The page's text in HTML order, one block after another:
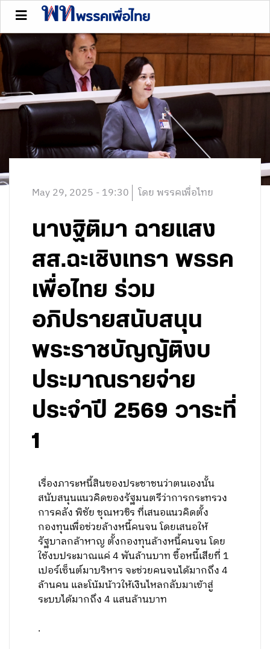
May 29, 2025 - 19:30 โดย พรรคเพื่อไทย
นางฐิติมา ฉายแสง
สส.ฉะเชิงเทรา พรรค
เพื่อไทย ร่วม
อภิปรายสนับสนุน
พระราชบัญญัติงบ
ประมาณรายจ่าย
ประจำปี 2569 วาระที่
1
เรื่องภาระหนี้สินของประชาชนว่าตนเองนั้น
สนับสนุนแนวคิดของรัฐมนตรีว่าการกระทรวง
การคลัง พิชัย ชุณหวชิร ที่เสนอแนวคิดตั้ง
กองทุนเพื่อช่วยล้างหนี้คนจน โดยเสนอให้
รัฐบาลกล้าหาญ ตั้งกองทุนล้างหนี้คนจน โดย
ใช้งบประมาณแค่ 4 พันล้านบาท ซื้อหนี้เสียที่ 1
เปอร์เซ็นต์มาบริหาร จะช่วยคนจนได้มากถึง 4
ล้านคน และโน้มน้าวให้เงินไหลกลับมาเข้าสู่
ระบบได้มากถึง 4 แสนล้านบาท
.